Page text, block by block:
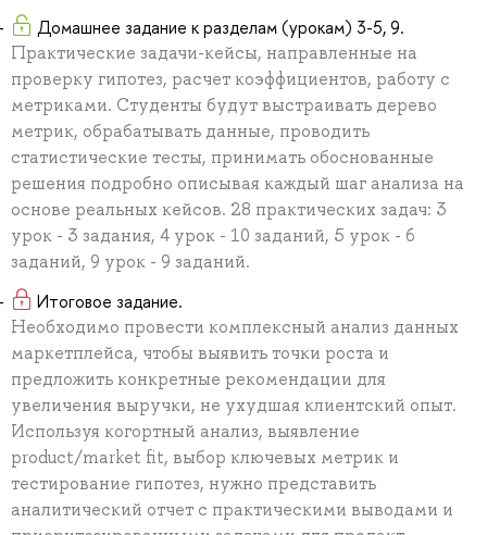
Домашнее задание к разделам (урокам) 3-5, 9.
Практические задачи-кейсы, направленные на
проверку гипотез, расчет коэффициентов, работу с
метриками. Студенты будут выстраивать дерево
метрик, обрабатывать данные, проводить
статистические тесты, принимать обоснованные
решения подробно описывая каждый шаг анализа на
основе реальных кейсов. 28 практических задач: 3
урок - 3 задания, 4 урок - 10 заданий, 5 урок - 6
заданий, 9 урок - 9 заданий.
Итоговое задание.
Необходимо провести комплексный анализ данных
маркетплейса, чтобы выявить точки роста и
предложить конкретные рекомендации для
увеличения выручки, не ухудшая клиентский опыт.
Используя когортный анализ, выявление
product/market fit, выбор ключевых метрик и
тестирование гипотез, нужно представить
аналитический отчет с практическими выводами и